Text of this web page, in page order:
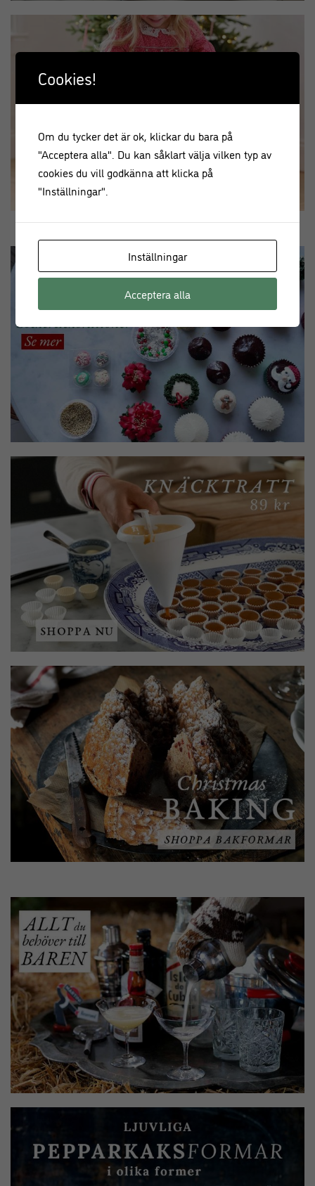
Cookies!
Om du tycker det är ok, klickar du bara på
"Acceptera alla". Du kan såklart välja vilken typ av
cookies du vill godkänna att klicka på
"Inställningar".
Inställningar
Acceptera alla